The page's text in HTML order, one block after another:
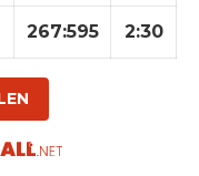
267:595 2:30